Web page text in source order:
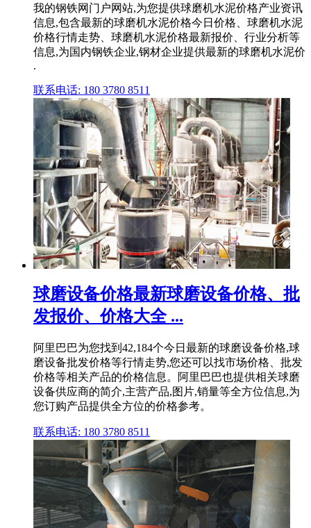
我的钢铁网门户网站,为您提供球磨机水泥价格产业资讯
信息,包含最新的球磨机水泥价格今日价格、球磨机水泥
价格行情走势、球磨机水泥价格最新报价、行业分析等
信息,为国内钢铁企业,钢材企业提供最新的球磨机水泥价
.
联系电话: 180 3780 8511
球磨设备价格最新球磨设备价格、批
发报价、价格大全 ...
阿里巴巴为您找到42,184个今日最新的球磨设备价格,球
磨设备批发价格等行情走势,您还可以找市场价格、批发
价格等相关产品的价格信息。阿里巴巴也提供相关球磨
设备供应商的简介,主营产品,图片,销量等全方位信息,为
您订购产品提供全方位的价格参考。
联系电话: 180 3780 8511